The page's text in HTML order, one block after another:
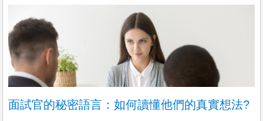
面試官的秘密語言：如何讀懂他們的真實想法?